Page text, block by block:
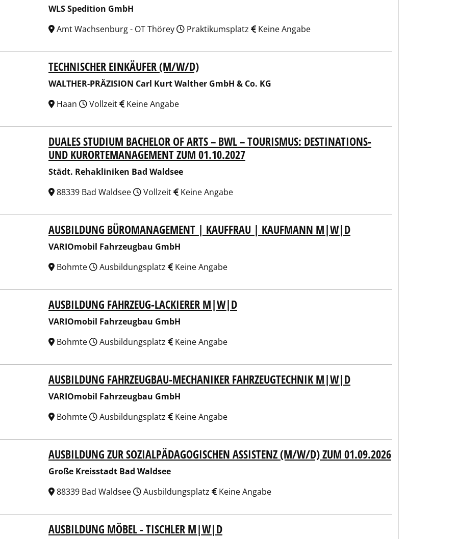
WLS Spedition GmbH
Amt Wachsenburg - OT Thörey
Praktikumsplatz Keine Angabe
PRÄZISION Carl Kurt Walther GmbH & Co. KG
TECHNISCHER EINKÄUFER (M/W/D)
WALTHER-PRÄZISION Carl Kurt Walther GmbH & Co. KG
Haan
Vollzeit Keine Angabe
Rehakliniken Bad Waldsee
DUALES STUDIUM BACHELOR OF ARTS – BWL – TOURISMUS: DESTINATIONS-
UND KURORTEMANAGEMENT ZUM 01.10.2027
Städt. Rehakliniken Bad Waldsee
88339 Bad Waldsee
Vollzeit Keine Angabe
Fahrzeugbau GmbH
AUSBILDUNG BÜROMANAGEMENT | KAUFFRAU | KAUFMANN M|W|D
VARIOmobil Fahrzeugbau GmbH
Bohmte
Ausbildungsplatz Keine Angabe
Fahrzeugbau GmbH
AUSBILDUNG FAHRZEUG-LACKIERER M|W|D
VARIOmobil Fahrzeugbau GmbH
Bohmte
Ausbildungsplatz Keine Angabe
Fahrzeugbau GmbH
AUSBILDUNG FAHRZEUGBAU-MECHANIKER FAHRZEUGTECHNIK M|W|D
VARIOmobil Fahrzeugbau GmbH
Bohmte
Ausbildungsplatz Keine Angabe
Kreisstadt Bad Waldsee
AUSBILDUNG ZUR SOZIALPÄDAGOGISCHEN ASSISTENZ (M/W/D) ZUM 01.09.2026
Große Kreisstadt Bad Waldsee
88339 Bad Waldsee
Ausbildungsplatz Keine Angabe
Fahrzeugbau GmbH
AUSBILDUNG MÖBEL - TISCHLER M|W|D